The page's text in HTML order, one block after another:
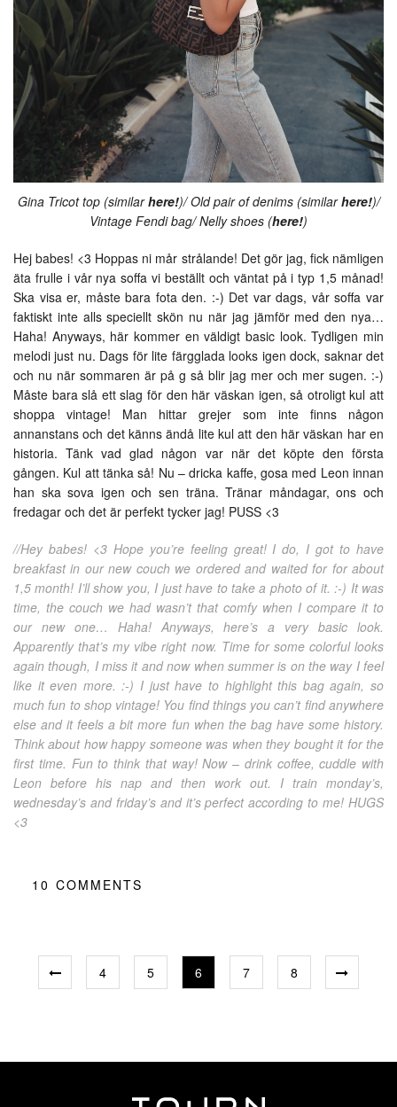
Gina Tricot top (similarhere!)/ Old pair of denims (similarhere!)/
Vintage Fendi bag/ Nelly shoes (here!)
Hej babes! <3 Hoppas ni mår strålande! Det gör jag, fick nämligen
äta frulle i vår nya soffa vi beställt och väntat på i typ 1,5 månad!
Ska visa er, måste bara fota den. :-) Det var dags, vår soffa var
faktiskt inte alls speciellt skön nu när jag jämför med den nya…
Haha! Anyways, här kommer en väldigt basic look. Tydligen min
melodi just nu. Dags för lite färgglada looks igen dock, saknar det
och nu när sommaren är på g så blir jag mer och mer sugen. :-)
Måste bara slå ett slag för den här väskan igen, så otroligt kul att
shoppa vintage! Man hittar grejer som inte finns någon
annanstans och det känns ändå lite kul att den här väskan har en
historia. Tänk vad glad någon var när det köpte den första
gången. Kul att tänka så! Nu – dricka kaffe, gosa med Leon innan
han ska sova igen och sen träna. Tränar måndagar, ons och
fredagar och det är perfekt tycker jag! PUSS <3
//Hey babes! <3 Hope you’re feeling great! I do, I got to have
breakfast in our new couch we ordered and waited for for about
1,5 month! I’ll show you, I just have to take a photo of it. :-) It was
time, the couch we had wasn’t that comfy when I compare it to
our new one… Haha! Anyways, here’s a very basic look.
Apparently that’s my vibe right now. Time for some colorful looks
again though, I miss it and now when summer is on the way I feel
like it even more. :-) I just have to highlight this bag again, so
much fun to shop vintage! You find things you can’t find anywhere
else and it feels a bit more fun when the bag have some history.
Think about how happy someone was when they bought it for the
first time. Fun to think that way! Now – drink coffee, cuddle with
Leon before his nap and then work out. I train monday’s,
wednesday’s and friday’s and it’s perfect according to me! HUGS
<3
10 COMMENTS
4 5 6 7 8